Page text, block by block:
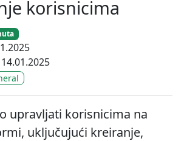
korisnicima
upravljati korisnicima na
uključujući kreiranje,